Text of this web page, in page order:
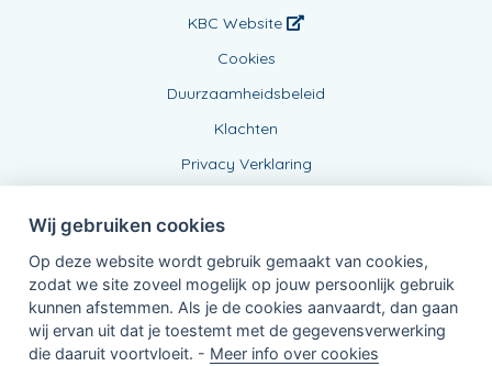
KBC Website
Cookies
Duurzaamheidsbeleid
Klachten
Privacy Verklaring
Verbonden Agent, BE0472698222
van KBC Verzekeringen nv
Wij gebruiken cookies
Op deze website wordt gebruik gemaakt van cookies,
zodat we site zoveel mogelijk op jouw persoonlijk gebruik
kunnen afstemmen. Als je de cookies aanvaardt, dan gaan
wij ervan uit dat je toestemt met de gegevensverwerking
die daaruit voortvloeit. - Meer info over cookies